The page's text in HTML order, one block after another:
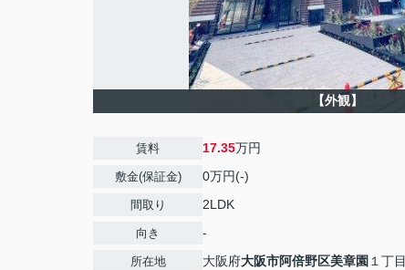
【外観】
賃料 17.35万円
敷金(保証金) 0万円(-)
間取り 2LDK
向き -
所在地 大阪府大阪市阿倍野区美章園 １丁目